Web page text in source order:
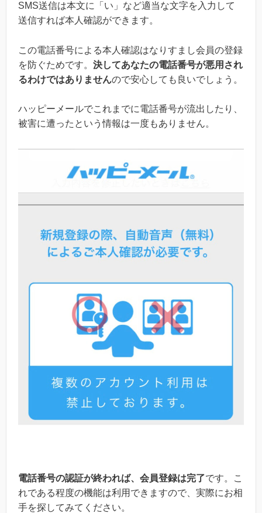
SMS送信は本文に「い」など適当な文字を入力して
送信すれば本人確認ができます。
この電話番号による本人確認はなりすまし会員の登録
を防ぐためです。 決してあなたの電話番号が悪用され
るわけではありませんので安心しても良いでしょう。
ハッピーメールでこれまでに電話番号が流出したり、
被害に遭ったという情報は一度もありません。
電話番号の認証が終われば、会員登録は完了です。こ
れである程度の機能は利用できますので、実際にお相
手を探してみてください。